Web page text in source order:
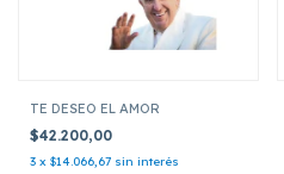
TE DESEO EL AMOR
$42.200,00
3 x $14.066,67 sin interés